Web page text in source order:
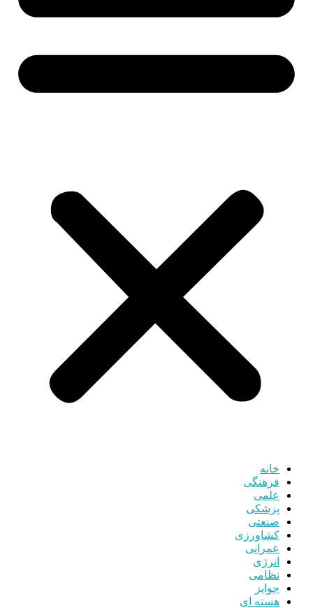
خانه
فرهنگی
علمی
پزشکی
صنعتی
کشاورزی
عمرانی
انرژی
نظامی
جوایز
هسته ای